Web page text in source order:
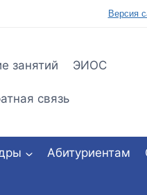
Версия
занятий ЭИОС
связь
Абитуриентам